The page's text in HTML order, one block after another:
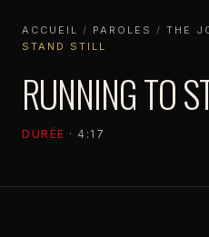
ACCUEIL / PAROLES / THE
STAND STILL
RUNNING TO
DURÉE · 4:17